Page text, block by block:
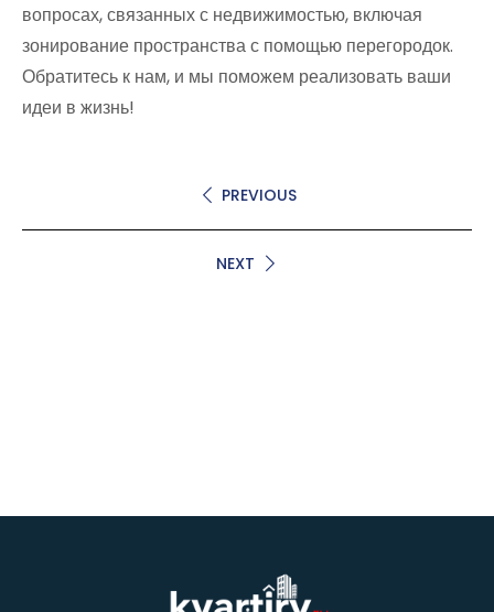
вопросах, связанных с недвижимостью, включая
зонирование пространства с помощью перегородок.
Обратитесь к нам, и мы поможем реализовать ваши
идеи в жизнь!
PREVIOUS
NEXT